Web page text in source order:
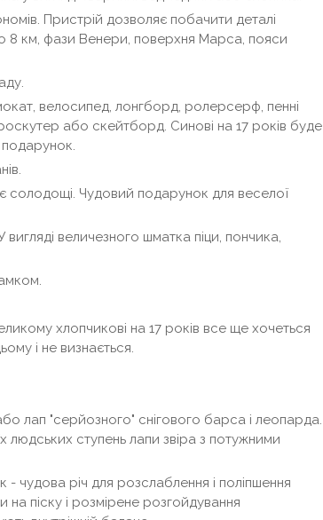
Пристрій дозволяє побачити деталі
8 км, фази Венери, поверхня Марса, пояси
велосипед, лонгборд, ролерсерф, пенні
або скейтборд. Синові на 17 років буде
солодощі. Чудовий подарунок для веселої
величезного шматка піци, пончика,
хлопчикові на 17 років все ще хочеться
і не визнається.
лап "серйозного" снігового барса і леопарда.
людських ступень лапи звіра з потужними
- чудова річ для розслаблення і поліпшення
піску і розмірене розгойдування